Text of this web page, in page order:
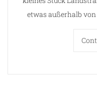
etwas außerhalb